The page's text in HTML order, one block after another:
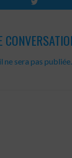
sera pas publiée.